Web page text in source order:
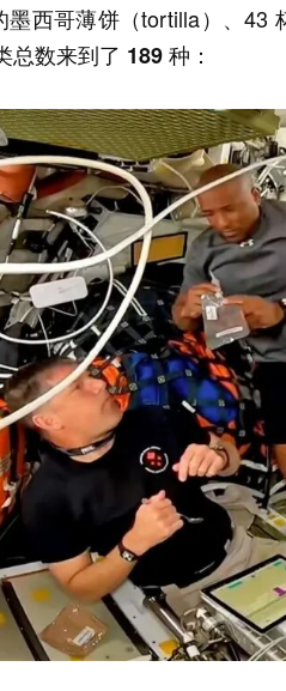
墨西哥薄饼（tortilla）、43
总数来到了 189 种 ：